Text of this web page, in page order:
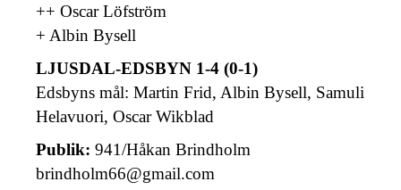
++ Oscar Löfström
+ Albin Bysell
LJUSDAL-EDSBYN 1-4 (0-1)
Edsbyns mål: Martin Frid, Albin Bysell, Samuli
Helavuori, Oscar Wikblad
Publik: 941/Håkan Brindholm
brindholm66@gmail.com